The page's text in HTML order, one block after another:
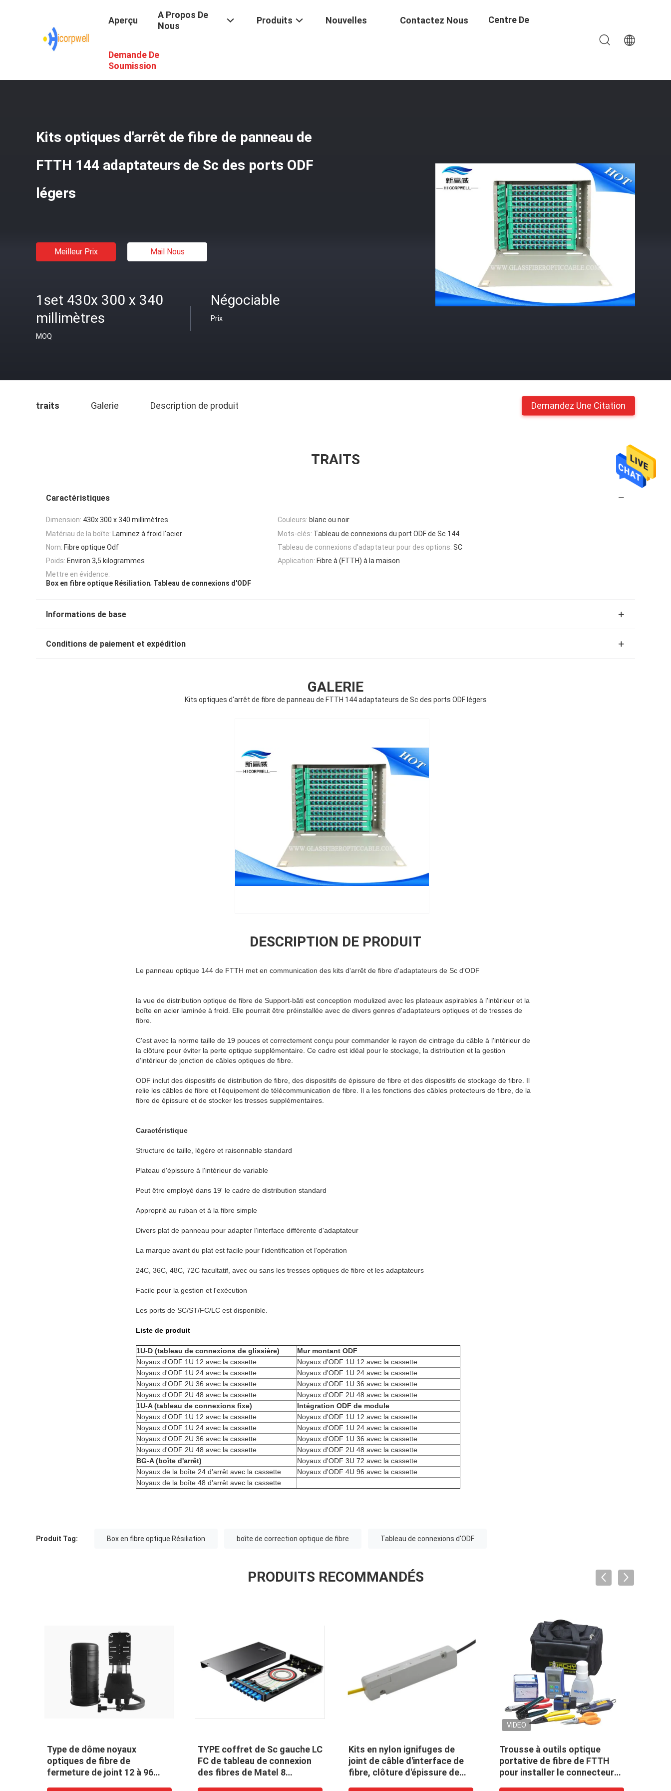
Aperçu
A Propos De
Nous
Produits Nouvelles Contactez Nous Centre De
Demande De
Soumission
Kits D'arrêt De Fibre
Kits optiques d'arrêt de fibre de panneau de
FTTH 144 adaptateurs de Sc des ports ODF
légers
Meilleur Prix Mail Nous
1set 430x 300 x 340
millimètres
MOQ
Négociable
Prix
traits Galerie Description de produit Demandez Une Citation
TRAITS
Caractéristiques
Dimension: 430x 300 x 340 millimètres Couleurs: blanc ou noir
Matériau de la boîte: Laminez à froid l'acier Mots-clés: Tableau de connexions du port ODF de Sc 144
Nom: Fibre optique Odf Tableau de connexions d'adaptateur pour des options: SC
Poids: Environ 3,5 kilogrammes Application: Fibre à (FTTH) à la maison
Mettre en évidence:
Box en fibre optique Résiliation, Tableau de connexions d'ODF
Informations de base
Conditions de paiement et expédition
GALERIE
Kits optiques d'arrêt de fibre de panneau de FTTH 144 adaptateurs de Sc des ports ODF légers
DESCRIPTION DE PRODUIT
Le panneau optique 144 de FTTH met en communication des kits d'arrêt de fibre d'adaptateurs de Sc d'ODF
la vue de distribution optique de fibre de Support-bâti est conception modulized avec les plateaux aspirables à l'intérieur et la
boîte en acier laminée à froid. Elle pourrait être préinstallée avec de divers genres d'adaptateurs optiques et de tresses de
fibre.
C'est avec la norme taille de 19 pouces et correctement conçu pour commander le rayon de cintrage du câble à l'intérieur de
la clôture pour éviter la perte optique supplémentaire. Ce cadre est idéal pour le stockage, la distribution et la gestion
d'intérieur de jonction de câbles optiques de fibre.
ODF inclut des dispositifs de distribution de fibre, des dispositifs de épissure de fibre et des dispositifs de stockage de fibre. Il
relie les câbles de fibre et l'équipement de télécommunication de fibre. Il a les fonctions des câbles protecteurs de fibre, de la
fibre de épissure et de stocker les tresses supplémentaires.
Caractéristique
Structure de taille, légère et raisonnable standard
Plateau d'épissure à l'intérieur de variable
Peut être employé dans 19' le cadre de distribution standard
Approprié au ruban et à la fibre simple
Divers plat de panneau pour adapter l'interface différente d'adaptateur
La marque avant du plat est facile pour l'identification et l'opération
24C, 36C, 48C, 72C facultatif, avec ou sans les tresses optiques de fibre et les adaptateurs
Facile pour la gestion et l'exécution
Les ports de SC/ST/FC/LC est disponible.
Liste de produit
1U-D (tableau de connexions de glissière)
Mur montant ODF
Noyaux d'ODF 1U 12 avec la cassette
Noyaux d'ODF 1U 12 avec la cassette
Noyaux d'ODF 1U 24 avec la cassette
Noyaux d'ODF 1U 24 avec la cassette
Noyaux d'ODF 2U 36 avec la cassette
Noyaux d'ODF 1U 36 avec la cassette
Noyaux d'ODF 2U 48 avec la cassette
Noyaux d'ODF 2U 48 avec la cassette
1U-A (tableau de connexions fixe)
Intégration ODF de module
Noyaux d'ODF 1U 12 avec la cassette
Noyaux d'ODF 1U 12 avec la cassette
Noyaux d'ODF 1U 24 avec la cassette
Noyaux d'ODF 1U 24 avec la cassette
Noyaux d'ODF 2U 36 avec la cassette
Noyaux d'ODF 1U 36 avec la cassette
Noyaux d'ODF 2U 48 avec la cassette
Noyaux d'ODF 2U 48 avec la cassette
BG-A (boîte d'arrêt)
Noyaux d'ODF 3U 72 avec la cassette
Noyaux de la boîte 24 d'arrêt avec la cassette
Noyaux d'ODF 4U 96 avec la cassette
Noyaux de la boîte 48 d'arrêt avec la cassette
Produit Tag: Box en fibre optique Résiliation boîte de correction optique de fibre Tableau de connexions d'ODF
PRODUITS RECOMMANDÉS
Type de dôme noyaux
optiques de fibre de
fermeture de joint 12 à 96
TYPE coffret de Sc gauche LC
FC de tableau de connexion
des fibres de Matel 8
Kits en nylon ignifuges de
joint de câble d'interface de
fibre, clôture d'épissure de
VIDEO
Trousse à outils optique
portative de fibre de FTTH
pour installer le connecteur